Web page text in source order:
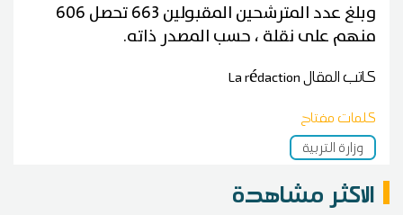
وبلغ عدد المترشحين المقبولين 663 تحصل 606
منهم على نقلة ، حسب المصدر ذاته.
كاتب المقالLa rédaction
كلمات مفتاح
وزارة التربية
الاكثر مشاهدة